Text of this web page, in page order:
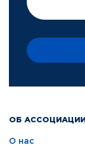
ОБ АССОЦИАЦИИ
О нас